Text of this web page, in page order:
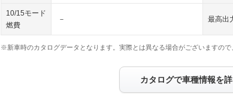
10/15モード
燃費
－ 最高出
※新車時のカタログデータとなります。実際とは異なる場合がございますので
カタログで車種情報を